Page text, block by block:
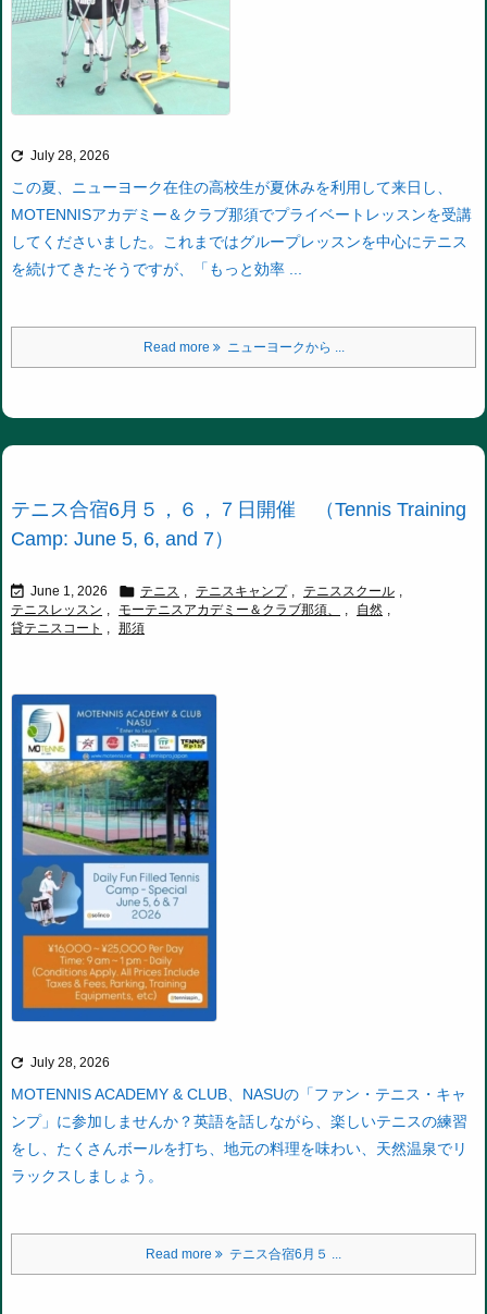
 July 28, 2026
この夏、ニューヨーク在住の高校生が夏休みを利用して来日し、
MOTENNISアカデミー＆クラブ那須でプライベートレッスンを受講
してくださいました。 これまではグループレッスンを中心にテニス
を続けてきたそうですが、「もっと効率 ...
Read more ニューヨークから ...
テニス合宿6月５，６，７日開催 （Tennis Training
Camp: June 5, 6, and 7）
 June 1, 2026  テニス , テニスキャンプ , テニススクール ,
テニスレッスン , モーテニスアカデミー＆クラブ那須、 , 自然 ,
貸テニスコート , 那須
 July 28, 2026
MOTENNIS ACADEMY & CLUB、NASUの「ファン・テニス・キャ
ンプ」に参加しませんか？英語を話しながら、楽しいテニスの練習
をし、たくさんボールを打ち、地元の料理を味わい、天然温泉でリ
ラックスしましょう。
Read more テニス合宿6月５ ...